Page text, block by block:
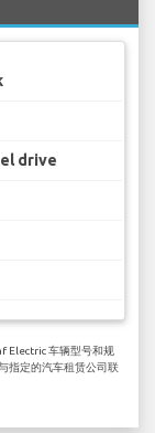
drive
Electric 车辆型号和规
指定的汽车租赁公司联